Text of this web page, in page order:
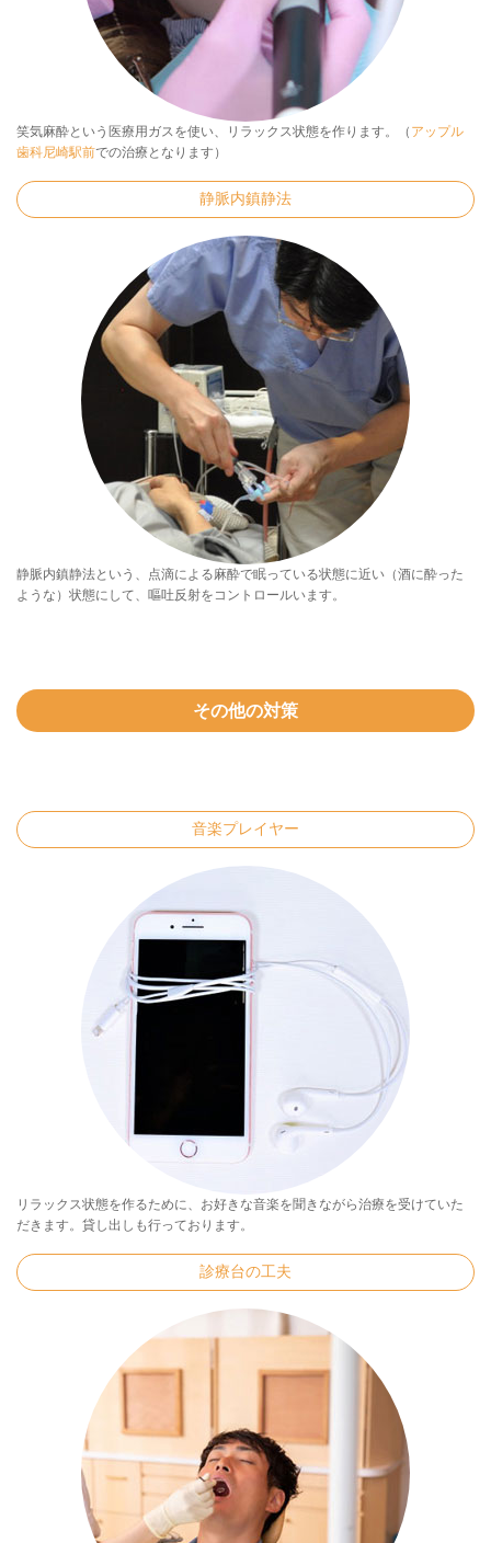
笑気麻酔という医療用ガスを使い、リラックス状態を作ります。（ アップル
歯科尼崎駅前での治療となります）
静脈内鎮静法
静脈内鎮静法という、点滴による麻酔で眠っている状態に近い（酒に酔った
ような）状態にして、嘔吐反射をコントロールいます。
その他の対策
音楽プレイヤー
リラックス状態を作るために、お好きな音楽を聞きながら治療を受けていた
だきます。貸し出しも行っております。
診療台の工夫